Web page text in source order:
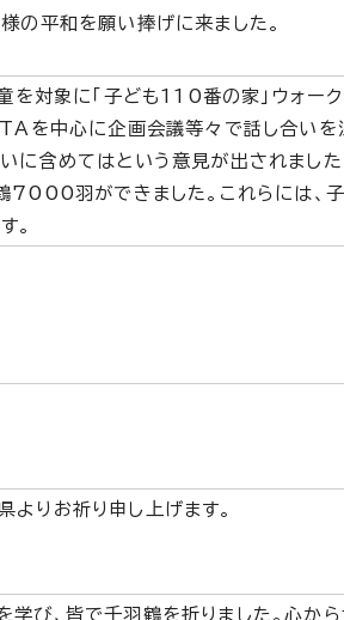
の平和を願い捧げに来ました。
対象に「子ども110番の家」ウォー
を中心に企画会議等々で話し合いを
に含めてはという意見が出されました
7000羽ができました。これらには、
。
りお祈り申し上げます。
学び、皆で千羽鶴を折りました。心か